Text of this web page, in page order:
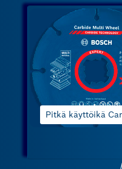
säästää aikaa
Nämä laikat
niitä on
mm).
Carbide Technologyn